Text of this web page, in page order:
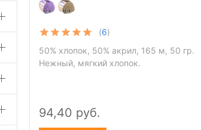
(6)
50% хлопок, 50% акрил, 165 м, 50 гр.
Нежный, мягкий хлопок.
94,40 руб.